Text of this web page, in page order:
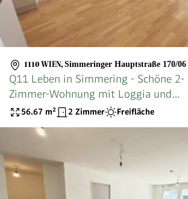
1110 WIEN, Simmeringer Hauptstraße 170/06
Q11 Leben in Simmering - Schöne 2-
Zimmer-Wohnung mit Loggia und
Deckenkühlung!
56.67 m² 2 Zimmer Freifläche